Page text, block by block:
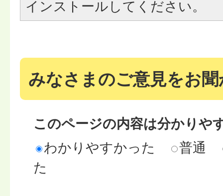
インストールしてください。
みなさまのご意見をお
このページの内容は分かりや
わかりやすかった
普通
た